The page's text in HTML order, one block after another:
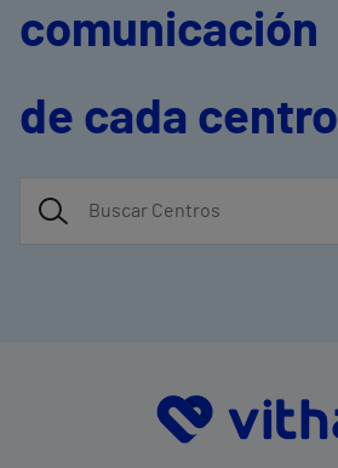
comunicación
de cada centro